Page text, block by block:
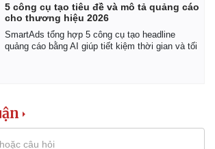
Thị trường
Tiêu dùng
5 công cụ tạo tiêu đề và mô tả quảng cáo
cho thương hiệu 2026
SmartAds tổng hợp 5 công cụ tạo headline
quảng cáo bằng AI giúp tiết kiệm thời gian và tối